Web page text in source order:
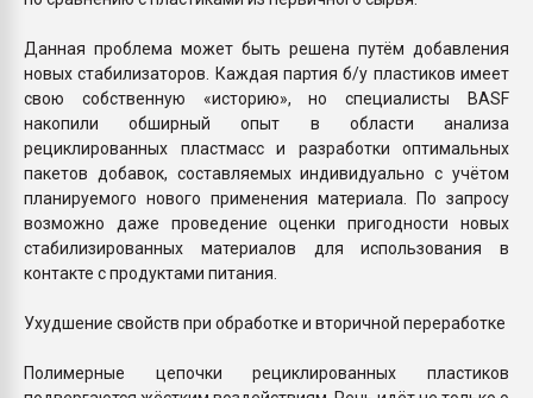
Данная проблема может быть решена путём добавления
новых стабилизаторов. Каждая партия б/у пластиков имеет
свою собственную «историю», но специалисты BASF
накопили обширный опыт в области анализа
рециклированных пластмасс и разработки оптимальных
пакетов добавок, составляемых индивидуально с учётом
планируемого нового применения материала. По запросу
возможно даже проведение оценки пригодности новых
стабилизированных материалов для использования в
контакте с продуктами питания.
Ухудшение свойств при обработке и вторичной переработке
Полимерные цепочки рециклированных пластиков